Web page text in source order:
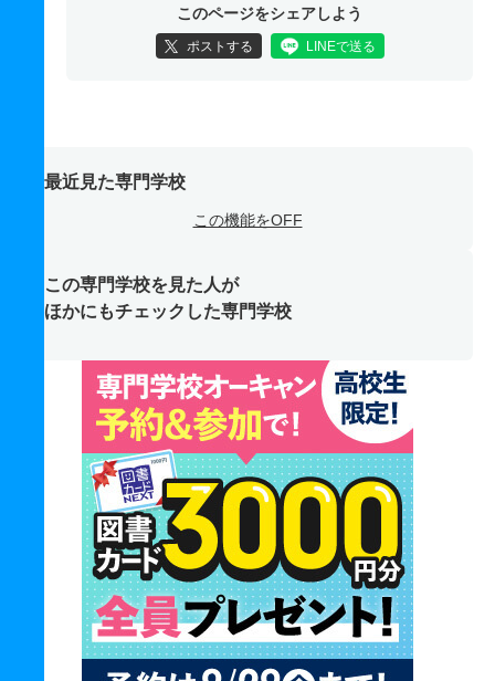
このページをシェアしよう
ポストする LINEで送る
最近見た専門学校
この機能をOFF
この専門学校を見た人が
ほかにもチェックした専門学校